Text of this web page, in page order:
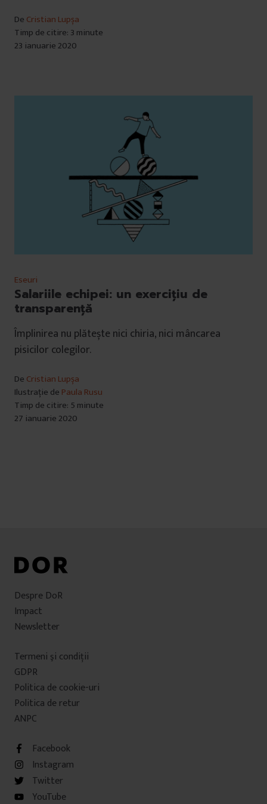
De Cristian Lupșa
Timp de citire: 3 minute
23 ianuarie 2020
Eseuri
Salariile echipei: un exercițiu de
transparență
Împlinirea nu plătește nici chiria, nici mâncarea
pisicilor colegilor.
De Cristian Lupșa
Ilustrație de Paula Rusu
Timp de citire: 5 minute
27 ianuarie 2020
Despre DoR
Impact
Newsletter
Termeni şi condiţii
GDPR
Politica de cookie-uri
Politica de retur
ANPC
Facebook
Instagram
Twitter
YouTube